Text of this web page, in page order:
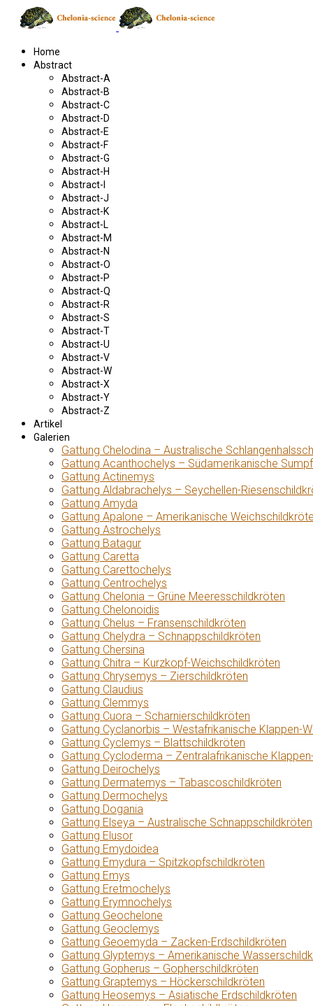
Home
Abstract
Abstract-A
Abstract-B
Abstract-C
Abstract-D
Abstract-E
Abstract-F
Abstract-G
Abstract-H
Abstract-I
Abstract-J
Abstract-K
Abstract-L
Abstract-M
Abstract-N
Abstract-O
Abstract-P
Abstract-Q
Abstract-R
Abstract-S
Abstract-T
Abstract-U
Abstract-V
Abstract-W
Abstract-X
Abstract-Y
Abstract-Z
Artikel
Galerien
Gattung Chelodina – Australische
Gattung Acanthochelys – Südamerikanische
Gattung Actinemys
Gattung Aldabrachelys – Seychellen-
Gattung Amyda
Gattung Apalone – Amerikanische
Gattung Astrochelys
Gattung Batagur
Gattung Caretta
Gattung Carettochelys
Gattung Centrochelys
Gattung Chelonia – Grüne Meeresschildkröten
Gattung Chelonoidis
Gattung Chelus – Fransenschildkröten
Gattung Chelydra – Schnappschildkröten
Gattung Chersina
Gattung Chitra – Kurzkopf-Weichschildkröten
Gattung Chrysemys – Zierschildkröten
Gattung Claudius
Gattung Clemmys
Gattung Cuora – Scharnierschildkröten
Gattung Cyclanorbis – Westafrikanische Klappen-
Gattung Cyclemys – Blattschildkröten
Gattung Cycloderma – Zentralafrikanische
Gattung Deirochelys
Gattung Dermatemys – Tabascoschildkröten
Gattung Dermochelys
Gattung Dogania
Gattung Elseya – Australische Schnappschildkröten
Gattung Elusor
Gattung Emydoidea
Gattung Emydura – Spitzkopfschildkröten
Gattung Emys
Gattung Eretmochelys
Gattung Erymnochelys
Gattung Geochelone
Gattung Geoclemys
Gattung Geoemyda – Zacken-Erdschildkröten
Gattung Glyptemys – Amerikanische
Gattung Gopherus – Gopherschildkröten
Gattung Graptemys – Höckerschildkröten
Gattung Heosemys – Asiatische Erdschildkröten